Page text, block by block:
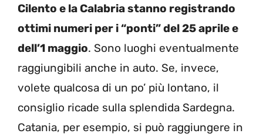
Cilento e la Calabria stanno registrando
ottimi numeri per i “ponti” del 25 aprile e
dell’1 maggio. Sono luoghi eventualmente
raggiungibili anche in auto. Se, invece,
volete qualcosa di un po’ più lontano, il
consiglio ricade sulla splendida Sardegna.
Catania, per esempio, si può raggiungere in